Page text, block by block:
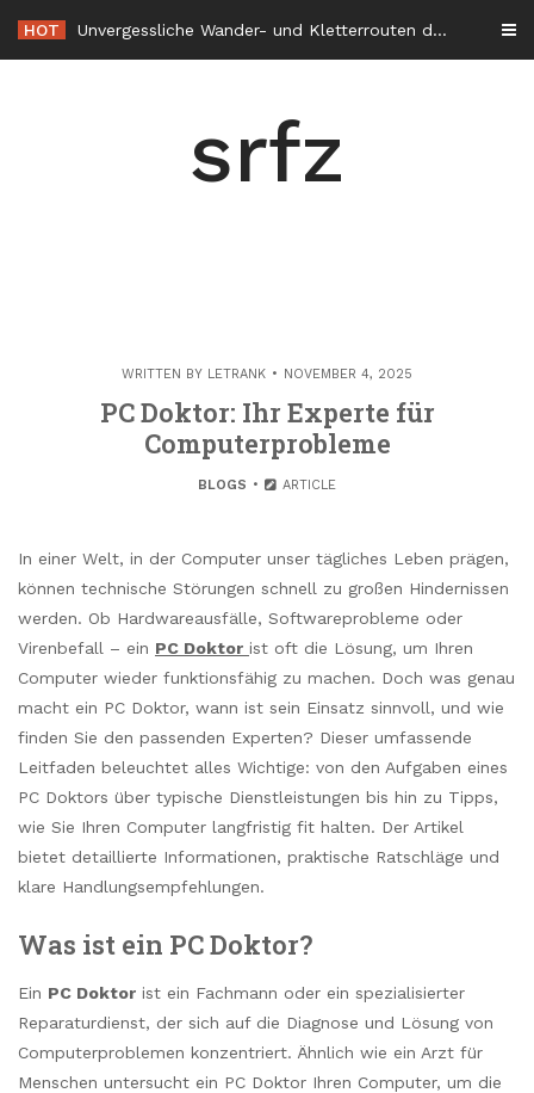
content
HOT Unvergessliche Wander- und Kletterrouten durch die Alpenregion
srfz
WRITTEN BY LETRANK NOVEMBER 4, 2025
PC Doktor: Ihr Experte für
Computerprobleme
BLOGS ARTICLE
In einer Welt, in der Computer unser tägliches Leben prägen,
können technische Störungen schnell zu großen Hindernissen
werden. Ob Hardwareausfälle, Softwareprobleme oder
Virenbefall – ein PC Doktor ist oft die Lösung, um Ihren
Computer wieder funktionsfähig zu machen. Doch was genau
macht ein PC Doktor, wann ist sein Einsatz sinnvoll, und wie
finden Sie den passenden Experten? Dieser umfassende
Leitfaden beleuchtet alles Wichtige: von den Aufgaben eines
PC Doktors über typische Dienstleistungen bis hin zu Tipps,
wie Sie Ihren Computer langfristig fit halten. Der Artikel
bietet detaillierte Informationen, praktische Ratschläge und
klare Handlungsempfehlungen.
Was ist ein PC Doktor?
Ein PC Doktor ist ein Fachmann oder ein spezialisierter
Reparaturdienst, der sich auf die Diagnose und Lösung von
Computerproblemen konzentriert. Ähnlich wie ein Arzt für
Menschen untersucht ein PC Doktor Ihren Computer, um die